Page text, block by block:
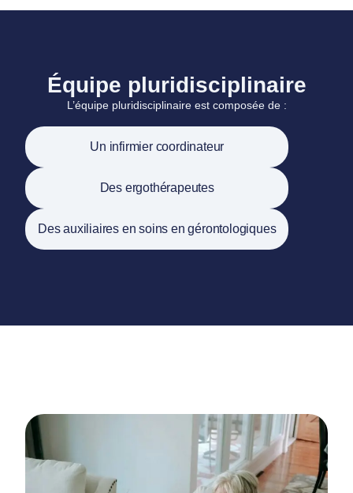
Équipe pluridisciplinaire
L’équipe pluridisciplinaire est composée de :
Un infirmier coordinateur
Des ergothérapeutes
Des auxiliaires en soins en gérontologiques